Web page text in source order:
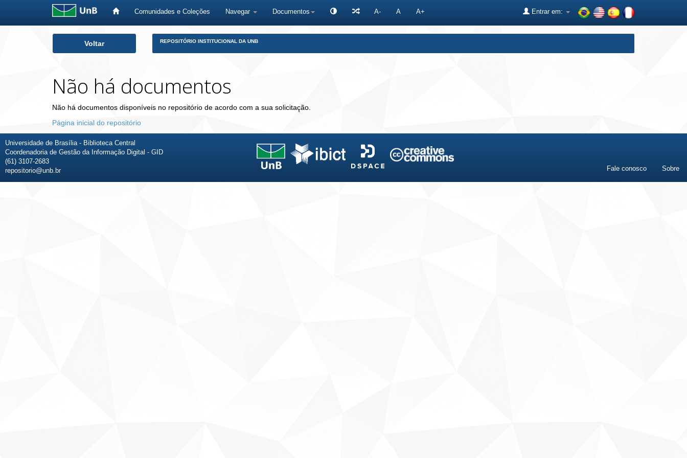
Comunidades e Coleções Navegar Documentos A- A A+ Entrar em:
Voltar REPOSITÓRIO INSTITUCIONAL DA UNB
Não há documentos
Não há documentos disponíveis no repositório de acordo com a sua solicitação.
Página inicial do repositório
Universidade de Brasília - Biblioteca Central
Coordenadoria de Gestão da Informação Digital - GID
(61) 3107-2683
repositorio@unb.br
Fale conosco Sobre